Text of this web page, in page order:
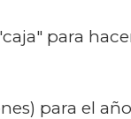
para
para el año